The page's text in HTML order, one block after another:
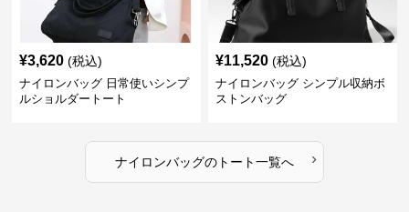
¥3,620 (税込)
ナイロンバッグ 日常使いシンプ
ルショルダートート
¥11,520 (税込)
ナイロンバッグ シンプル収納ボ
ストンバッグ
ナイロンバッグのトート一覧へ ›